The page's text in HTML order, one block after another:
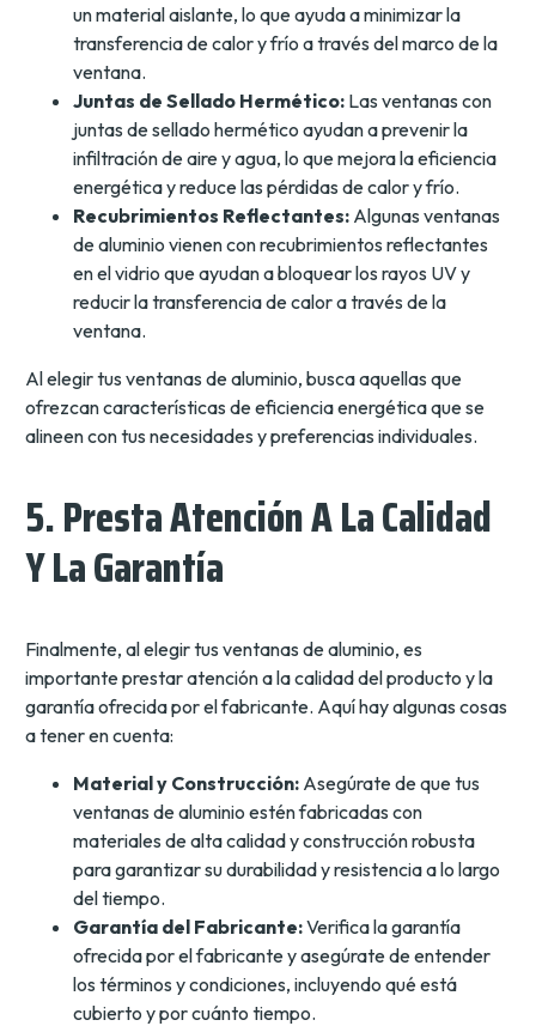
un material aislante, lo que ayuda a minimizar la
transferencia de calor y frío a través del marco de la
ventana.
Juntas de Sellado Hermético:Las ventanas con
juntas de sellado hermético ayudan a prevenir la
infiltración de aire y agua, lo que mejora la eficiencia
energética y reduce las pérdidas de calor y frío.
Recubrimientos Reflectantes: Algunas ventanas
de aluminio vienen con recubrimientos reflectantes
en el vidrio que ayudan a bloquear los rayos UV y
reducir la transferencia de calor a través de la
ventana.
Al elegir tus ventanas de aluminio, busca aquellas que
ofrezcan características de eficiencia energética que se
alineen con tus necesidades y preferencias individuales.
5. Presta Atención A La Calidad
Y La Garantía
Finalmente, al elegir tus ventanas de aluminio, es
importante prestar atención a la calidad del producto y la
garantía ofrecida por el fabricante. Aquí hay algunas cosas
a tener en cuenta:
Material y Construcción:Asegúrate de que tus
ventanas de aluminio estén fabricadas con
materiales de alta calidad y construcción robusta
para garantizar su durabilidad y resistencia a lo largo
del tiempo.
Garantía del Fabricante:Verifica la garantía
ofrecida por el fabricante y asegúrate de entender
los términos y condiciones, incluyendo qué está
cubierto y por cuánto tiempo.